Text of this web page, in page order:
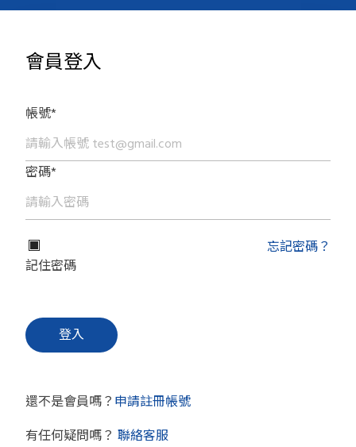
會員登入
帳號*
密碼*
記住密碼
忘記密碼？
還不是會員嗎？申請註冊帳號
有任何疑問嗎？ 聯絡客服